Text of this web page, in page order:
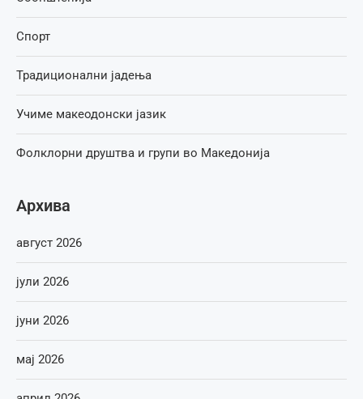
Спорт
Традиционални јадења
Учиме макеодонски јазик
Фолклорни друштва и групи во Македонија
Архива
август 2026
јули 2026
јуни 2026
мај 2026